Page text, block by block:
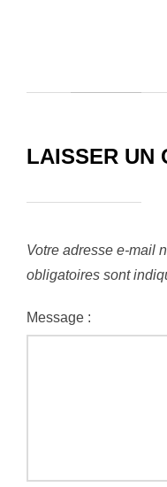
LAISSER UN
Votre adresse e-mail
obligatoires sont
Message :